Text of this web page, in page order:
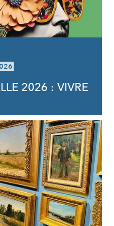
2026 : VIVRE